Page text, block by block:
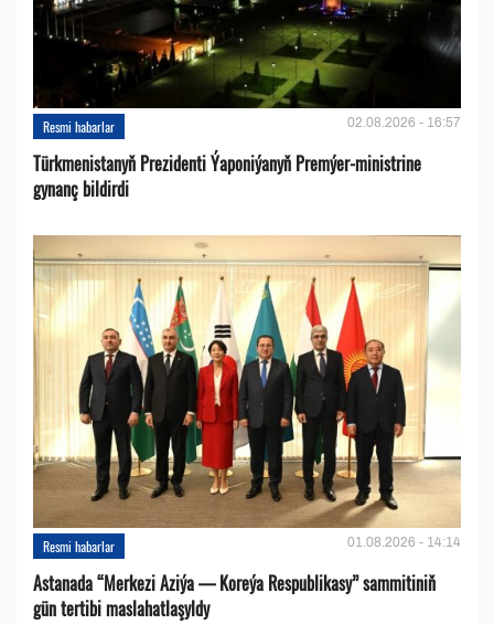
Resmi habarlar 02.08.2026 - 16:57
Türkmenistanyň Prezidenti Ýaponiýanyň Premýer-ministrine
gynanç bildirdi
Resmi habarlar 01.08.2026 - 14:14
Astanada “Merkezi Aziýa — Koreýa Respublikasy” sammitiniň
gün tertibi maslahatlaşyldy